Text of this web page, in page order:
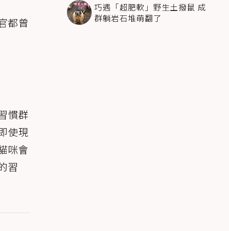
都曾
慣群
使現
咪會
習
巧遇「超肥軟」野生土撥鼠 成
群躺岩石堆萌翻了